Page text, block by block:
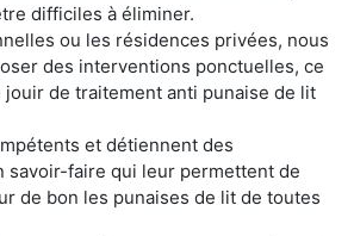
difficiles à éliminer.
ou les résidences privées, nous
des interventions ponctuelles, ce
de traitement anti punaise de lit
et détiennent des
savoir-faire qui leur permettent de
de bon les punaises de lit de toutes